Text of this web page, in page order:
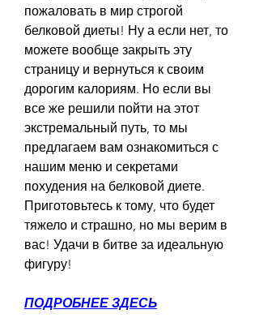
пожаловать в мир строгой
белковой диеты! Ну а если нет, то
можете вообще закрыть эту
страницу и вернуться к своим
дорогим калориям. Но если вы
все же решили пойти на этот
экстремальный путь, то мы
предлагаем вам ознакомиться с
нашим меню и секретами
похудения на белковой диете.
Приготовьтесь к тому, что будет
тяжело и страшно, но мы верим в
вас! Удачи в битве за идеальную
фигуру!
ПОДРОБНЕЕ ЗДЕСЬ